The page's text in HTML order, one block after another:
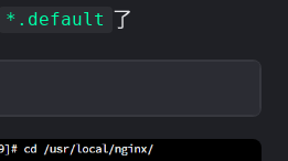
*.default 了